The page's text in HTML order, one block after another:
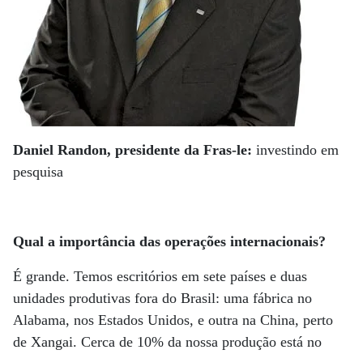
Daniel Randon, presidente da Fras-le: investindo em
pesquisa
Qual a importância das operações internacionais?
É grande. Temos escritórios em sete países e duas
unidades produtivas fora do Brasil: uma fábrica no
Alabama, nos Estados Unidos, e outra na China, perto
de Xangai. Cerca de 10% da nossa produção está no